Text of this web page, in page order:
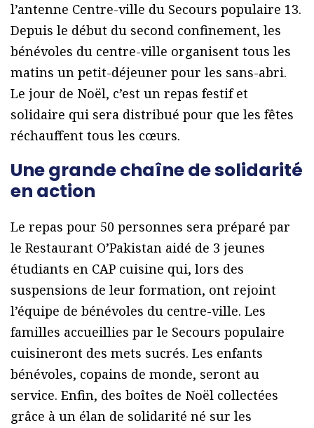
l’antenne Centre-ville du Secours populaire 13.
Depuis le début du second confinement, les
bénévoles du centre-ville organisent tous les
matins un petit-déjeuner pour les sans-abri.
Le jour de Noël, c’est un repas festif et
solidaire qui sera distribué pour que les fêtes
réchauffent tous les cœurs.
Une grande chaîne de solidarité
en action
Le repas pour 50 personnes sera préparé par
le Restaurant O’Pakistan aidé de 3 jeunes
étudiants en CAP cuisine qui, lors des
suspensions de leur formation, ont rejoint
l’équipe de bénévoles du centre-ville. Les
familles accueillies par le Secours populaire
cuisineront des mets sucrés. Les enfants
bénévoles, copains de monde, seront au
service. Enfin, des boîtes de Noël collectées
grâce à un élan de solidarité né sur les